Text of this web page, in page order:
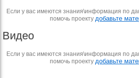
Если у вас имеются знания\информация по
помочь проекту добавьте
Видео
Если у вас имеются знания\информация по
помочь проекту добавьте